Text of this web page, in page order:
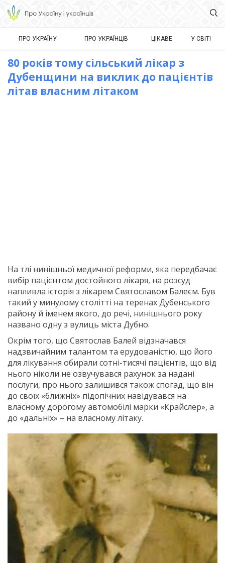
ПРО УКРАЇНУ ПРО УКРАЇНЦІВ ЦІКАВЕ У СВІТІ
80 років тому сільський лікар з
Дубенщини на виклик до пацієнтів
літав власним літаком
На тлі нинішньої медичної реформи, яка передбачає
вибір пацієнтом достойного лікаря, на розсуд
напливла історія з лікарем Святославом Балеєм. Був
такий у минулому столітті на теренах Дубенського
району й іменем якого, до речі, нинішнього року
названо одну з вулиць міста Дубно.
Окрім того, що Святослав Балей відзначався
надзвичайним талантом та ерудованістю, що його
для лікування обирали сотні-тисячі пацієнтів, що від
нього ніколи не озвучувався рахунок за надані
послуги, про нього залишився також спогад, що він
до своїх «ближніх» підопічних навідувався на
власному дорогому автомобілі марки «Крайслер», а
до «дальніх» – на власному літаку.